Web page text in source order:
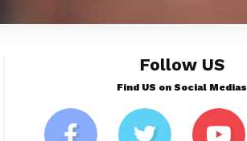
Follow US
Find US on Social Medias